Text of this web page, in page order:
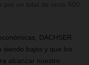
DACHSER
siendo bajos y que los
alcanzar nuestro